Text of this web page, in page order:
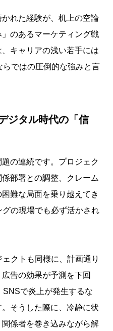
れた経験が、机上の空論
のあるマーケティング戦
キャリアの浅い若手には
ではの圧倒的な強みと言
ジタル時代の「信
の連続です。プロジェク
部署との調整、クレーム
難な局面を乗り越えてき
の現場でも必ず活かされ
クトも同様に、計画通り
告の効果が予測を下回
SNSで炎上が発生するな
そうした際に、冷静に状
係者を巻き込みながら解